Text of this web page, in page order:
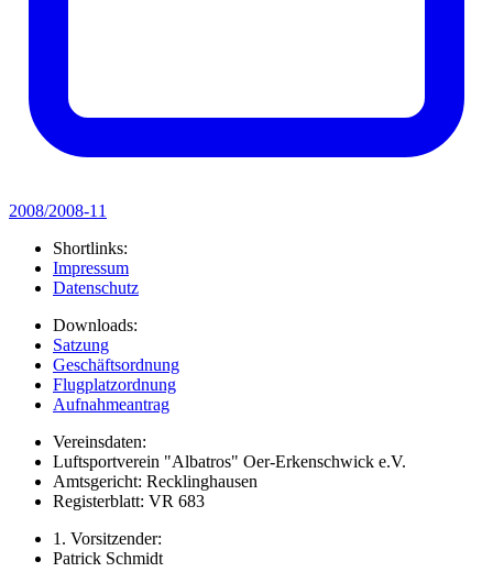
2008/2008-11
Shortlinks:
Impressum
Datenschutz
Downloads:
Satzung
Geschäftsordnung
Flugplatzordnung
Aufnahmeantrag
Vereinsdaten:
Luftsportverein "Albatros" Oer-Erkenschwick e.V.
Amtsgericht: Recklinghausen
Registerblatt: VR 683
1. Vorsitzender:
Patrick Schmidt